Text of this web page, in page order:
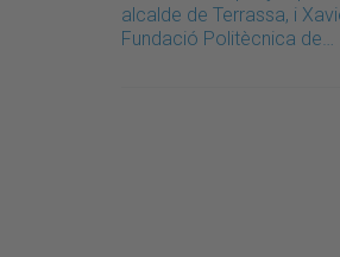
alcalde de Terrassa, i
Fundació Politècnica de…